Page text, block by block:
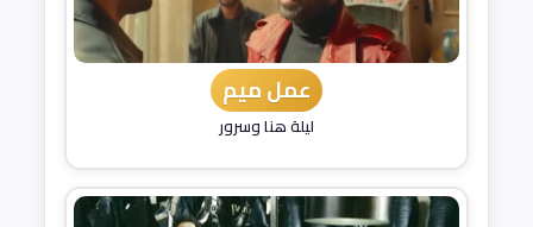
عمل ميم
ليلة هنا وسرور